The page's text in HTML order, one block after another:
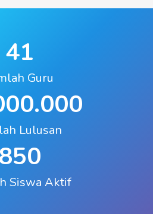
41
Guru
Lulusan
850
Siswa Aktif